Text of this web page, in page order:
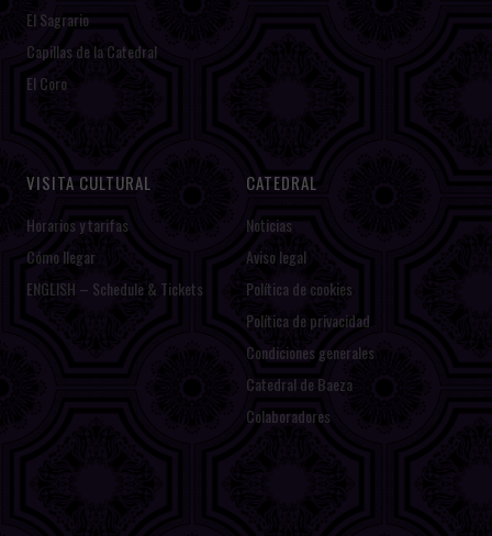
El Sagrario
Capillas de la Catedral
El Coro
VISITA CULTURAL
Horarios y tarifas
Cómo llegar
ENGLISH – Schedule & Tickets
CATEDRAL
Noticias
Aviso legal
Política de cookies
Política de privacidad
Condiciones generales
Catedral de Baeza
Colaboradores